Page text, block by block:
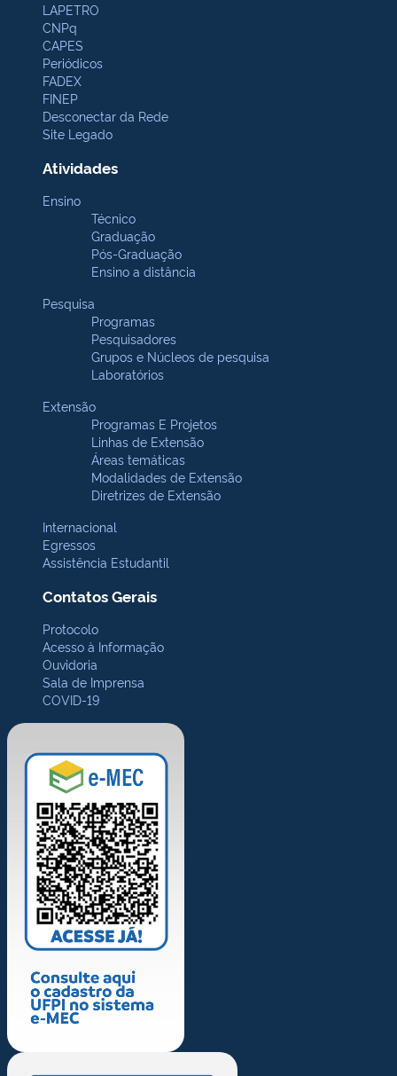
LAPETRO
CNPq
CAPES
Periódicos
FADEX
FINEP
Desconectar da Rede
Site Legado
Atividades
Ensino
Técnico
Graduação
Pós-Graduação
Ensino a distância
Pesquisa
Programas
Pesquisadores
Grupos e Núcleos de pesquisa
Laboratórios
Extensão
Programas E Projetos
Linhas de Extensão
Áreas temáticas
Modalidades de Extensão
Diretrizes de Extensão
Internacional
Egressos
Assistência Estudantil
Contatos Gerais
Protocolo
Acesso à Informação
Ouvidoria
Sala de Imprensa
COVID-19